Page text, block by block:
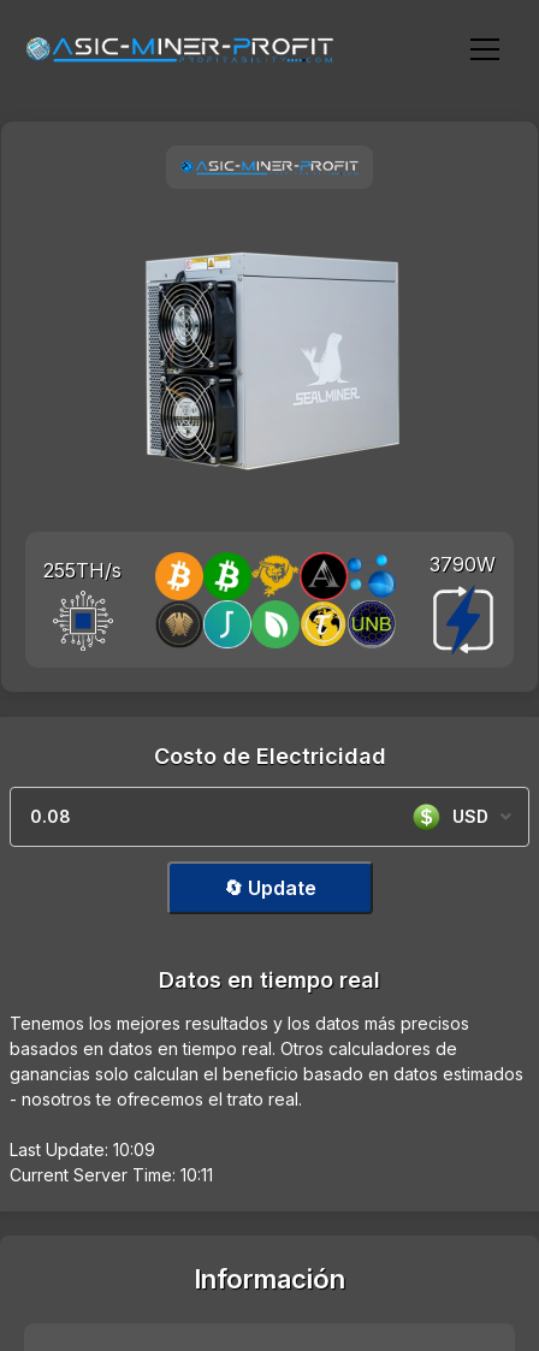
255TH/s 3790W
Costo de Electricidad
USD
🔄 Update
Datos en tiempo real
Tenemos los mejores resultados y los datos más precisos
basados en datos en tiempo real. Otros calculadores de
ganancias solo calculan el beneficio basado en datos estimados
- nosotros te ofrecemos el trato real.
Last Update: 10:09
Current Server Time: 10:11
Información